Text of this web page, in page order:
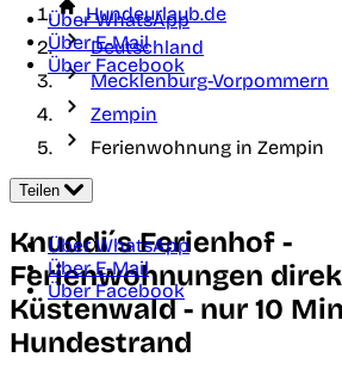
Über WhatsApp
Über E-Mail
Über Facebook
Hundeurlaub.de
Deutschland
Mecklenburg-Vorpommern
Zempin
Ferienwohnung in Zempin
Teilen
Über WhatsApp
Über E-Mail
Über Facebook
Knuddi´s Ferienhof -
Ferienwohnungen
Küstenwald - nur 10
Hundestrand